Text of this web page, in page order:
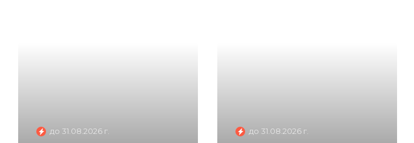
до 31.08.2026 г. до 31.08.2026 г.